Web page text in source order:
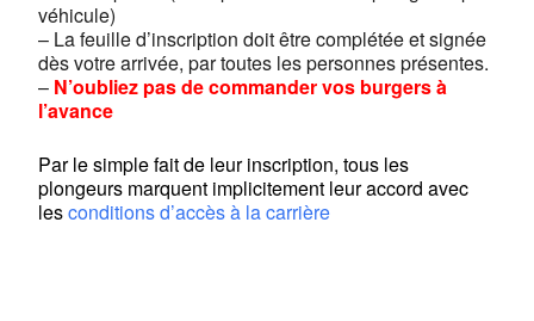
véhicule)
– La feuille d’inscription doit être complétée et signée
dès votre arrivée, par toutes les personnes présentes.
– N’oubliez pas de commander vos burgers à
l’avance
Par le simple fait de leur inscription, tous les
plongeurs marquent implicitement leur accord avec
lesconditions d’accès à la carrière